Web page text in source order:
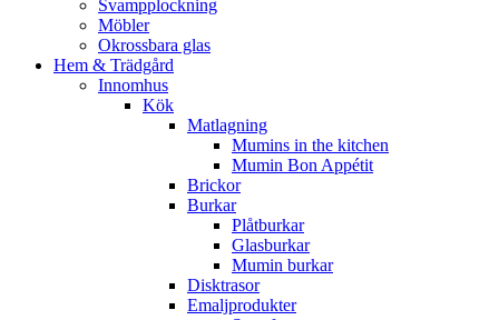
Svampplockning
Möbler
Okrossbara glas
Hem & Trädgård
Innomhus
Kök
Matlagning
Mumins in the kitchen
Mumin Bon Appétit
Brickor
Burkar
Plåtburkar
Glasburkar
Mumin burkar
Disktrasor
Emaljprodukter